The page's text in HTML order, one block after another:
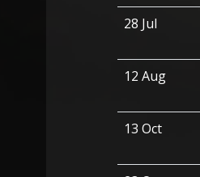
28 Jul
12 Aug
13 Oct